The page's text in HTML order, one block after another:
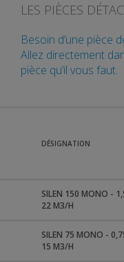
LES PIÈCES
Besoin d’une pièce
Allez directement
pièce qu’il vous faut.
DÉSIGNATION
SILEN 150 MONO -
22 M3/H
SILEN 75 MONO -
15 M3/H